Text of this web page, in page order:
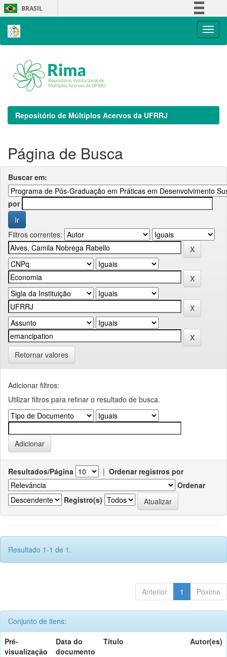
Skip
navigation
BRASIL
Repositório de Múltiplos Acervos da UFRRJ
Página de Busca
Buscar em:
por
Filtros correntes:
Retornar valores
Adicionar filtros:
Utilizar filtros para refinar o resultado de busca.
Resultados/Página | Ordenar registros por
Ordenar
Registro(s)
Resultado 1-1 de 1.
Anterior 1 Póximo
Conjunto de itens:
Pré-
visualização
Data do
documento
Título Autor(es)